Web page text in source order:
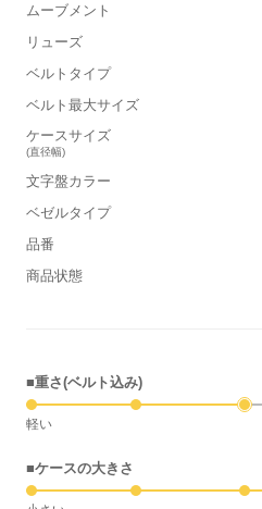
ムーブメント
リューズ
ベルトタイプ
ベルト最大サイズ
ケースサイズ
(直径幅)
文字盤カラー
ベゼルタイプ
品番
商品状態
■重さ(ベルト込み)
軽い
■ケースの大きさ